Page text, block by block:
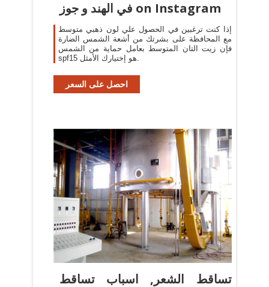
في الهند و جوز on Instagram
إذا كنت ترغبين في الحصول علي لون ذهبي متوسط
مع المحافظة على بشرتك من أشعة الشمس الضارة
فإن زيت التان المتوسط بعامل حماية من الشمس
spf15 هو إختيارك الأمثل.
احصل على السعر
تساقط الشعر, اسباب تساقط